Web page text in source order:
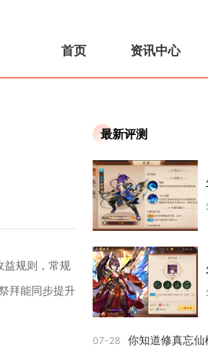
首页 资讯中心
益规则，常规
拜能同步提升
最新评测
07-28 你知道修真忘